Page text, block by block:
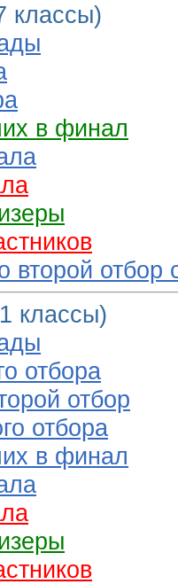
классы)
в финал
второй отбор
классы)
отбора
отбор
отбора
в финал